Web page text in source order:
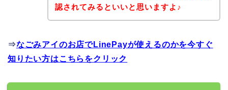
認されてみるといいと思いますよ♪
⇒なごみアイのお店でLinePayが使えるのかを今すぐ
知りたい方はこちらをクリック